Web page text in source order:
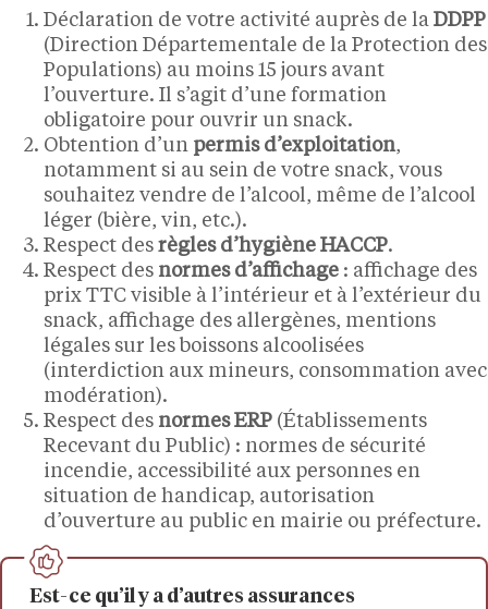
Déclaration de votre activité auprès de la DDPP
(Direction Départementale de la Protection des
Populations) au moins 15 jours avant
l’ouverture. Il s’agit d’une formation
obligatoire pour ouvrir un snack.
Obtention d’un permis d’exploitation,
notamment si au sein de votre snack, vous
souhaitez vendre de l’alcool, même de l’alcool
léger (bière, vin, etc.).
Respect des règles d’hygiène HACCP.
Respect des normes d’affichage : affichage des
prix TTC visible à l’intérieur et à l’extérieur du
snack, affichage des allergènes, mentions
légales sur les boissons alcoolisées
(interdiction aux mineurs, consommation avec
modération).
Respect des normes ERP (Établissements
Recevant du Public) : normes de sécurité
incendie, accessibilité aux personnes en
situation de handicap, autorisation
d’ouverture au public en mairie ou préfecture.
Est-ce qu’il y a d’autres assurances